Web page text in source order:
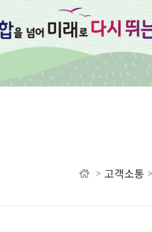
대관신청
환불안내
탈의실
헬스장
수영장
강사소개
수강신청
> 고객소통 >